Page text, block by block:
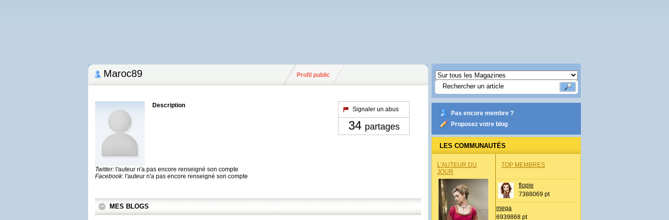
Maroc89 Profil public
Description
Twitter: l'auteur n'a pas encore renseigné son compte
Facebook: l'auteur n'a pas encore renseigné son compte
Signaler un abus
34 partages
MES BLOGS
Pas encore membre ?
Proposez votre blog
LES COMMUNAUTÉS
L’AUTEUR DU
JOUR
TOP MEMBRES
flopie
7388069 pt
mega
6939868 pt